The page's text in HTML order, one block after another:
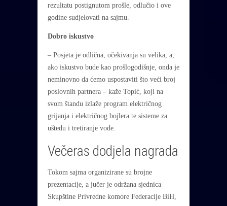
rezultatu postignutom prošle, odlučio i ove
godine sudjelovati na sajmu.
Dobro iskustvo
– Posjeta je odlična, očekivanja su velika, a,
ako iskustvo bude kao prošlogodišnje, onda je
neminovno da ćemo uspostaviti što veći broj
poslovnih partnera – kaže Topić, koji na
svom štandu izlaže program električnog
grijanja i električnog bojlera te sisteme za
uštedu i tretiranje vode.
Večeras dodjela nagrada
Tokom sajma organizirane su brojne
prezentacije, a jučer je održana sjednica
Skupštine Privredne komore Federacije BiH,